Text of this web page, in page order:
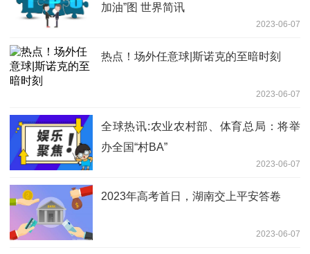
加油”图 世界简讯
2023-06-07
热点！场外任意球|斯诺克的至暗时刻
2023-06-07
全球热讯:农业农村部、体育总局：将举
办全国“村BA”
2023-06-07
2023年高考首日，湖南交上平安答卷
2023-06-07